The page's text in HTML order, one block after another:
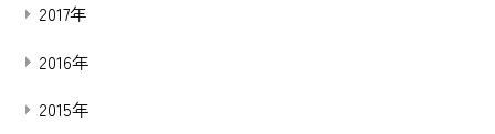
2017年
2016年
2015年